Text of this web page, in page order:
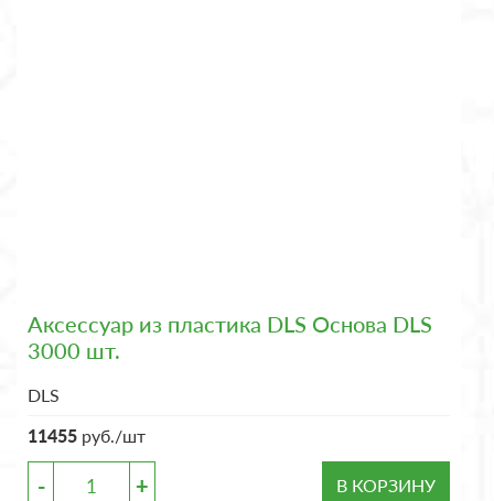
Аксессуар из пластика DLS Основа DLS
3000 шт.
DLS
11455 руб./шт
- + В КОРЗИНУ